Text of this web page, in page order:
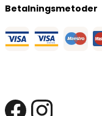
Betalningsmetoder